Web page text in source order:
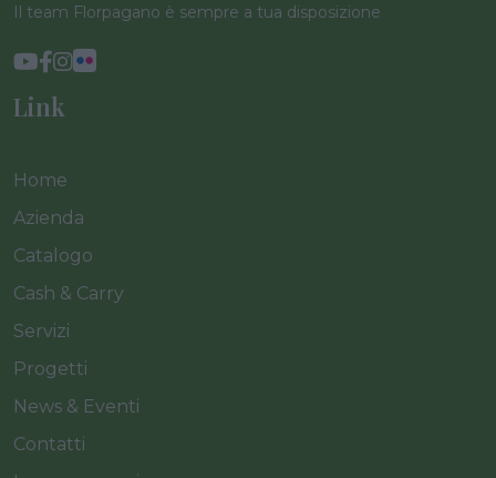
Il team Florpagano è sempre a tua disposizione
Link
Home
Azienda
Catalogo
Cash & Carry
Servizi
Progetti
News & Eventi
Contatti